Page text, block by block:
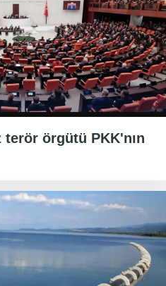
terör örgütü PKK'nın